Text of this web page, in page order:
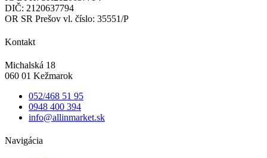
DIČ: 2120637794
OR SR Prešov vl. číslo: 35551/P
Kontakt
Michalská 18
060 01 Kežmarok
052/468 51 95
0948 400 394
info@allinmarket.sk
Navigácia